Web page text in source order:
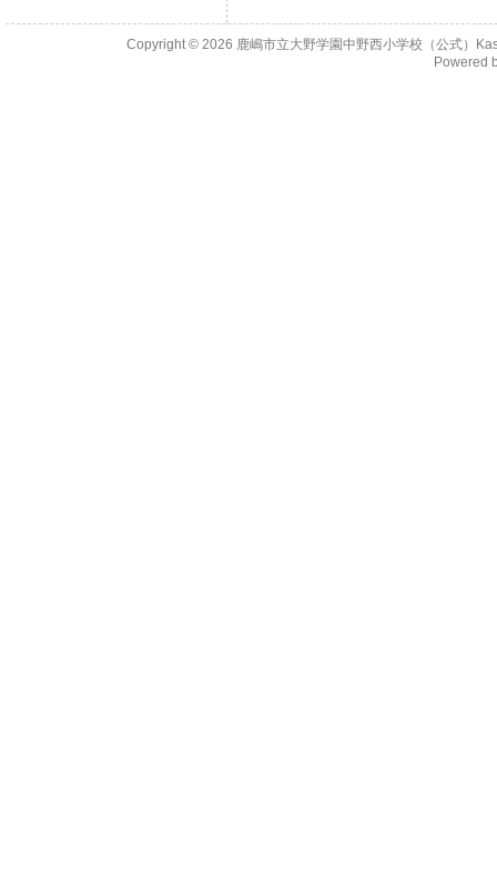
Copyright © 2026 鹿嶋市立大野学園中野西小学校（公式）
Powered